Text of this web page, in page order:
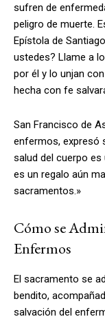
sufren de
peligro de muerte.
Epístola de
ustedes? Llame a
por él y lo unjan
hecha con fe
San Francisco de
enfermos, expresó
salud del cuerpo es
es un regalo aún
sacramentos.»
Cómo se
Enfermos
El sacramento se
bendito,
salvación del